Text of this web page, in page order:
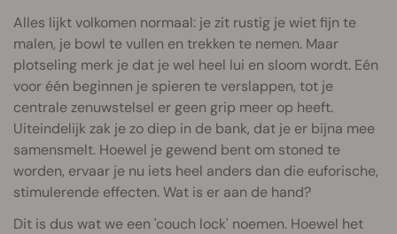
Alles lijkt volkomen normaal: je zit rustig je wiet fijn te
malen, je bowl te vullen en trekken te nemen. Maar
plotseling merk je dat je wel heel lui en sloom wordt. Eén
voor één beginnen je spieren te verslappen, tot je
centrale zenuwstelsel er geen grip meer op heeft.
Uiteindelijk zak je zo diep in de bank, dat je er bijna mee
samensmelt. Hoewel je gewend bent om stoned te
worden, ervaar je nu iets heel anders dan die euforische,
stimulerende effecten. Wat is er aan de hand?
Dit is dus wat we een 'couch lock' noemen. Hoewel het